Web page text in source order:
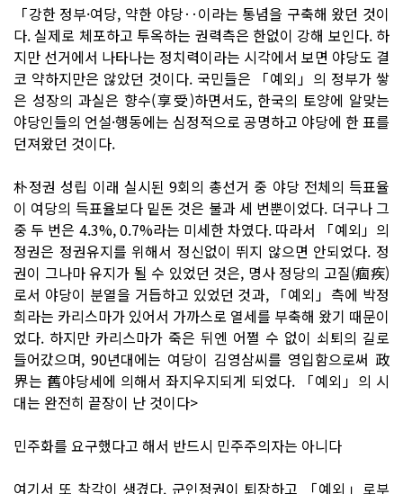
「강한 정부·여당, 약한 야당‥이라는 통념을 구축해 왔던 것이
다. 실제로 체포하고 투옥하는 권력측은 한없이 강해 보인다. 하
지만 선거에서 나타나는 정치력이라는 시각에서 보면 야당도 결
코 약하지만은 않았던 것이다. 국민들은 「예외」의 정부가 쌓
은 성장의 과실은 향수(享受)하면서도, 한국의 토양에 알맞는
야당인들의 언설·행동에는 심정적으로 공명하고 야당에 한 표를
던져왔던 것이다.
朴정권 성립 이래 실시된 9회의 총선거 중 야당 전체의 득표율
이 여당의 득표율보다 밑돈 것은 불과 세 번뿐이었다. 더구나 그
중 두 번은 4.3%, 0.7%라는 미세한 차였다. 따라서 「예외」의
정권은 정권유지를 위해서 정신없이 뛰지 않으면 안되었다. 정
권이 그나마 유지가 될 수 있었던 것은, 명사 정당의 고질(痼疾)
로서 야당이 분열을 거듭하고 있었던 것과, 「예외」측에 박정
희라는 카리스마가 있어서 가까스로 열세를 부축해 왔기 때문이
었다. 하지만 카리스마가 죽은 뒤엔 어쩔 수 없이 쇠퇴의 길로
들어갔으며, 90년대에는 여당이 김영삼씨를 영입함으로써 政
界는 舊야당세에 의해서 좌지우지되게 되었다. 「예외」의 시
대는 완전히 끝장이 난 것이다>
민주화를 요구했다고 해서 반드시 민주주의자는 아니다
여기서 또 착각이 생겼다. 군인정권이 퇴장하고 「예외」로부